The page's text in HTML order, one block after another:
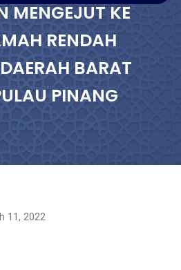
MENGEJUT KE
RENDAH
BARAT
PINANG
11, 2022